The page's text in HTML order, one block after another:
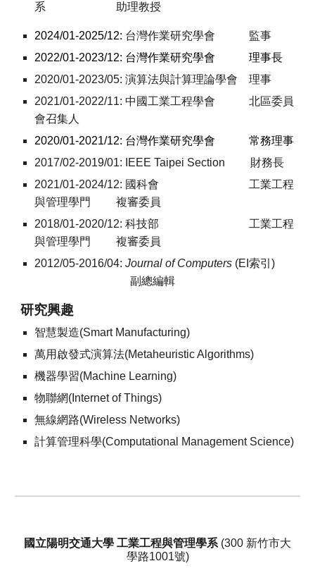
系 助理教授
2024/01-2025/12: 台灣作業研究學會 監事
2022/01-2023/12: 台灣作業研究學會 理事長
2020/01-2023/05:演算法與計算理論學會 理事
2021/01-2022/11: 中國工業工程學會 北區委員
會召集人
2020/01-2021/12: 台灣作業研究學會 常務理事
2017/02-2019/01: IEEE Taipei Section 財務長
2021/01-2024/12: 國科會
工業工程
與管理學門
複審委員
2018/01-2020/12:科技部
工業工程
與管理學門
複審委員
2012/05-2016/04:Journal of Computers (EI索引)
副總編輯
研究興趣
智慧製造(Smart Manufacturing)
萬用啟發式演算法(Metaheuristic Algorithms)
機器學習(Machine Learning)
物聯網(Internet of Things)
無線網路(Wireless Networks)
計算管理科學(Computational Management Science)
國立陽明交通大學 工業工程與管理學系 (300 新竹市大
學路1001號)